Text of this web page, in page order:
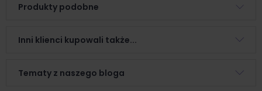
Produkty podobne
Inni klienci kupowali także...
Tematy z naszego bloga